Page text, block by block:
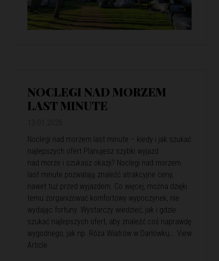
NOCLEGI NAD MORZEM
LAST MINUTE
Noclegi nad morzem last minute – kiedy i jak szukać
najlepszych ofert Planujesz szybki wyjazd
nad morze i szukasz okazji? Noclegi nad morzem
last minute pozwalają znaleźć atrakcyjne ceny,
nawet tuż przed wyjazdem. Co więcej, można dzięki
temu zorganizować komfortowy wypoczynek, nie
wydając fortuny. Wystarczy wiedzieć, jak i gdzie
szukać najlepszych ofert, aby znaleźć coś naprawdę
wygodnego, jak np. Róża Wiatrów w Darłówku,… View
Article